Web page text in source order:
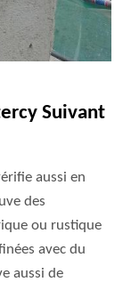
Suivant
aussi en
des
ou rustique
avec du
aussi de